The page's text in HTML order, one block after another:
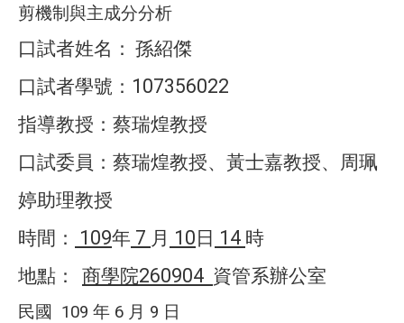
剪機制與主成分分析
口試者姓名： 孫紹傑
口試者學號： 107356022
指導教授：蔡瑞煌教授
口試委員： 蔡瑞煌教授、黃士嘉教授、周珮
婷助理教授
時間：
109年 7 月 10 日 14 時
地點：
商學院260904 資管系辦公室
民國 109 年 6 月 9 日